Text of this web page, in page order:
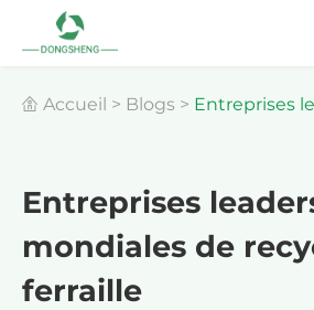
Accueil > Blogs > Entreprises
Entreprises
mondiales de
ferraille